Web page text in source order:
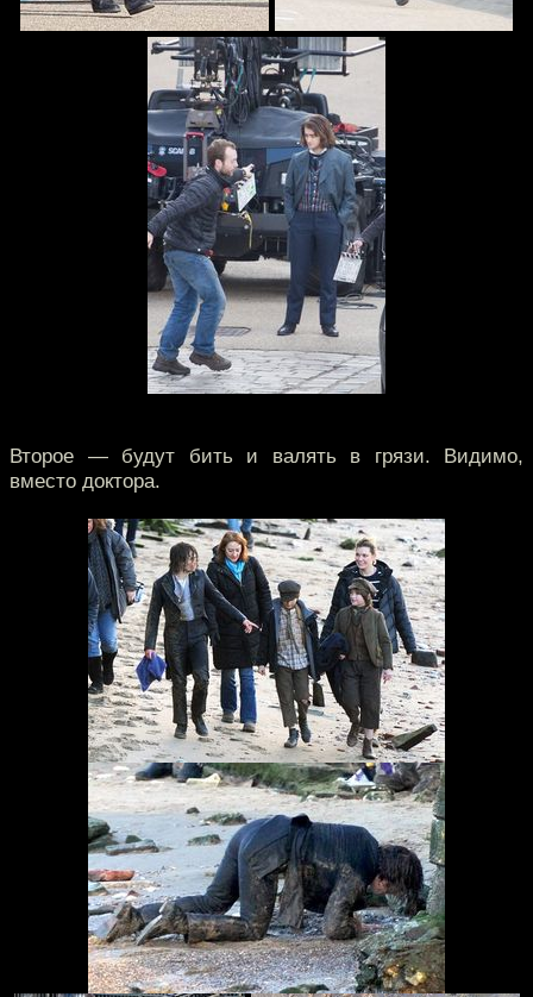
Второе — будут бить и валять в грязи. Видимо,
вместо доктора.